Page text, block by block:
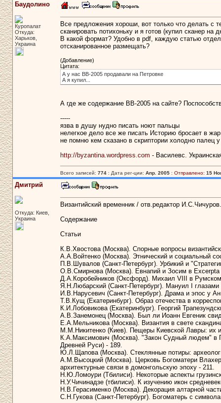
Баудолино
Куропалат
Откуда:
Харьков,
Украина
Все предложения хороши, вот только что делать с
сканировать потихоньку и я готов (купил сканер
В какой формат? Удобно в pdf, каждую статью
отсканированное размещать?
(Добавление)
Цитата:
А у нас ВВ-2005 продавали на Петровке
А я купил...
А где же содержание ВВ-2005 на сайте?
-----
язва в душу нудно писать ноют пальцы
нелегкое дело все же писать Историю бросает в
не помню кем сказано в скриптории холодно палец
http://byzantina.wordpress.com - Василевс.
Всего записей: 774: Дата рег-ции: Апр. 2005: Отправлено: 15
Дмитрий
Откуда: Киев,
Украина
Византийский временник / отв.редактор
Содержание
Статьи
К.В.Хвостова (Москва). Спорные вопросы
А.А.Войтенко (Москва). Этнический и социальный
П.В.Шувалов (Санкт-Петербург). Урбикий и
О.В.Смирнова (Москва). Евнапий и Зосим в Excerpta
Д.А.Коробейников (Оксфорд). Михаил VIII в Румском
Я.Н.Любарский (Санкт-Петербург). Мануил I
И.В.Нарусевич (Санкт-Петербург). Драма и эпос у
Т.В.Кущ (Екатеринбург). Образ отечества в
К.И.Лобовикова (Екатеринбург). Георгий
А.В.Занемонец (Москва). Был ли Иоанн Евгеник
Е.А.Мельникова (Москва). Византия в свете
М.М.Никитенко (Киев). Пещеры Киевской Лавры: их
К.А.Максимович (Москва). "Закон Судный людем" в
Древней Руси) - 189.
Ю.Л.Щапова (Москва). Стеклянные потиры:
А.М.Высоцкий (Москва). Церковь Богоматери
архитектурные связи в домонгольскую эпоху - 211.
Н.Ю.Ломоури (Тбилиси). Некоторые аспекты
Н.У.Чичинадзе (тбилиси). К изучению икон
Н.В.Герасименко (Москва). Декорация алтарной
С.Н.Гукова (Санкт-Петербург). Богоматерь с